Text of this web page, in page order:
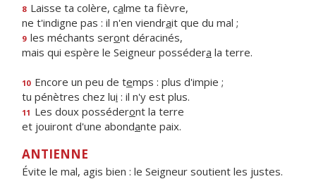
8 Laisse ta colère, calme ta fièvre,
ne t'indigne pas : il n'en viendrait que du mal ;
9 les méchants seront déracinés,
mais qui espère le Seigneur possédera la terre.
10 Encore un peu de temps : plus d'impie ;
tu pénètres chez lui : il n'y est plus.
11 Les doux posséderont la terre
et jouiront d'une abondante paix.
ANTIENNE
Évite le mal, agis bien : le Seigneur soutient les justes.